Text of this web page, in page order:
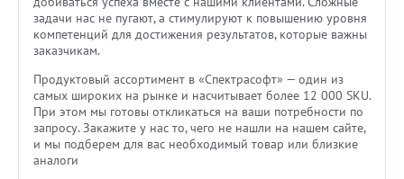
задачи нас не пугают, а стимулируют к повышению уровня
компетенций для достижения результатов, которые важны
заказчикам.
Продуктовый ассортимент в «‎Спектрасофт» — один из
самых широких на рынке и насчитывает более 12 000 SKU.
При этом мы готовы откликаться на ваши потребности по
запросу. Закажите у нас то, чего не нашли на нашем сайте,
и мы подберем для вас необходимый товар или близкие
аналоги